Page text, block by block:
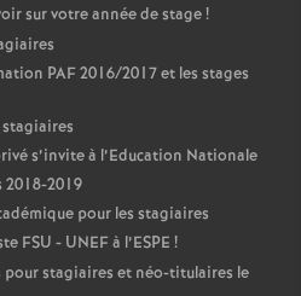
sur votre année de stage!
PAF2016/2017 et les stages
s’invite à l’Education Nationale
2019
pour les stagiaires
FSU - UNEFà l’ESPE !
pour stagiaires et néo-titulaires le